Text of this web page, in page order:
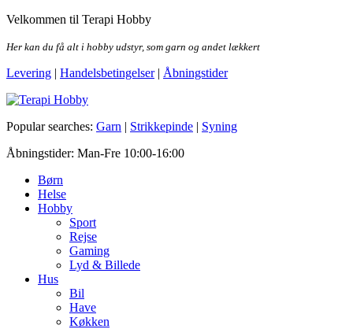
Skip
the
Velkommen til Terapi Hobby
Her kan du få alt i hobby udstyr, som garn og andet lækkert
Levering | Handelsbetingelser| Åbningstider
Terapi Hobby
Popular searches: Garn | Strikkepinde | Syning
Åbningstider: Man-Fre 10:00-16:00
Børn
Helse
Hobby
Sport
Rejse
Gaming
Lyd & Billede
Hus
Bil
Have
Køkken